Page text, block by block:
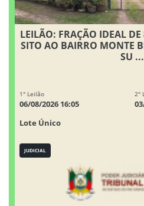
LEILÃO: FRAÇÃO IDEAL
SITO AO BAIRRO MONTE
SU ...
1° Leilão
06/08/2026 16:05
2°
Lote Único
JUDICIAL